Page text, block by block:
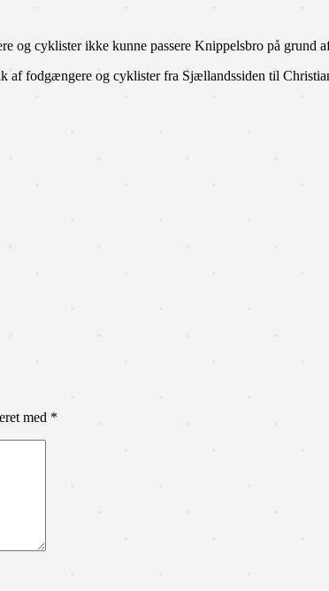
og cyklister ikke kunne passere Knippelsbro på grund
fodgængere og cyklister fra Sjællandssiden til
med *